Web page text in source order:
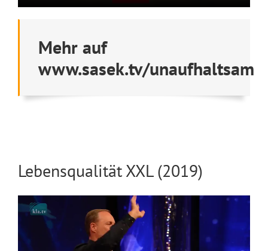
Mehr auf
www.sasek.tv/unaufhaltsam
Lebensqualität XXL (2019)